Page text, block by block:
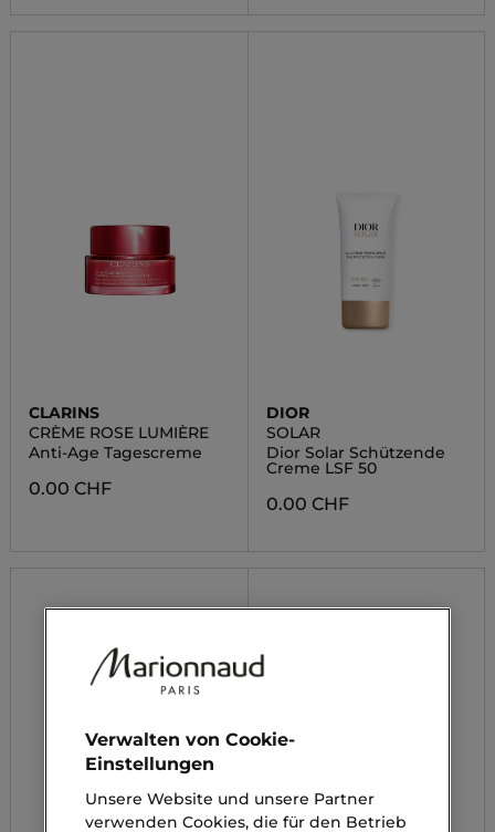
CLARINS
CRÈME ROSE LUMIÈRE
Anti-Age Tagescreme
0.00 CHF
DIOR
SOLAR
Dior Solar Schützende
Creme LSF 50
0.00 CHF
Verwalten von Cookie-
Einstellungen
Unsere Website und unsere Partner
verwenden Cookies, die für den Betrieb